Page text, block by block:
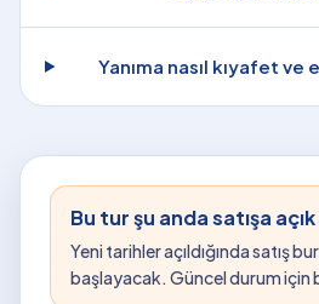
Yanıma nasıl kıyafet ve
Bu tur şu anda satışa
Yeni tarihler açıldığında satış
başlayacak. Güncel durum için